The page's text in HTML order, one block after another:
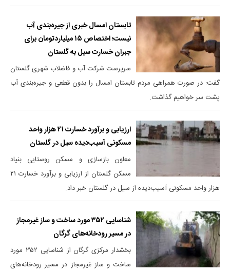
تابستان امسال خبری از جیره‌بندی آب
نیست؛ اختصاص ۱۵ میلیاردتومان برای
جبران خسارت سیل به گلستان
سرپرست شرکت آب و فاضلاب شهری گلستان
گفت: در صورت همراهی مردم تابستان امسال را بدون قطعی و جیره‌بندی آب
پشت سر خواهیم گذاشت.
ارزیابی و برآورد خسارت ۲۱ هزار واحد
مسکونی آسیب‌دیده سیل در گلستان
معاون بازسازی و مسکن روستایی بنیاد
مسکن گلستان از ارزیابی و برآورد خسارت ۲۱
هزار واحد مسکونی آسیب‌دیده از سیل در گلستان خبر داد.
شناسایی ۳۵۲ مورد ساخت و ساز غیرمجاز
در مسیر رودخانه‌های گرگان
بخشدار مرکزی گرگان از شناسایی ۳۵۲ مورد
ساخت و ساز غیرمجاز در مسیر رودخانه‌های